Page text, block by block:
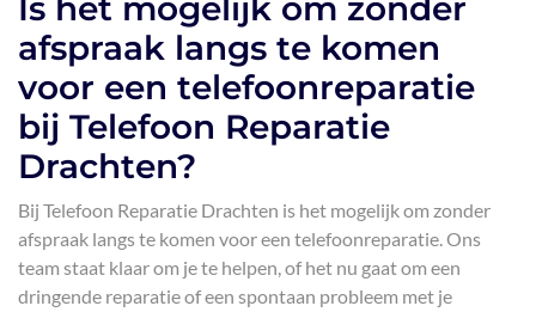
Is het mogelijk om zonder
afspraak langs te komen
voor een telefoonreparatie
bij Telefoon Reparatie
Drachten?
Bij Telefoon Reparatie Drachten is het mogelijk om zonder
afspraak langs te komen voor een telefoonreparatie. Ons
team staat klaar om je te helpen, of het nu gaat om een
dringende reparatie of een spontaan probleem met je